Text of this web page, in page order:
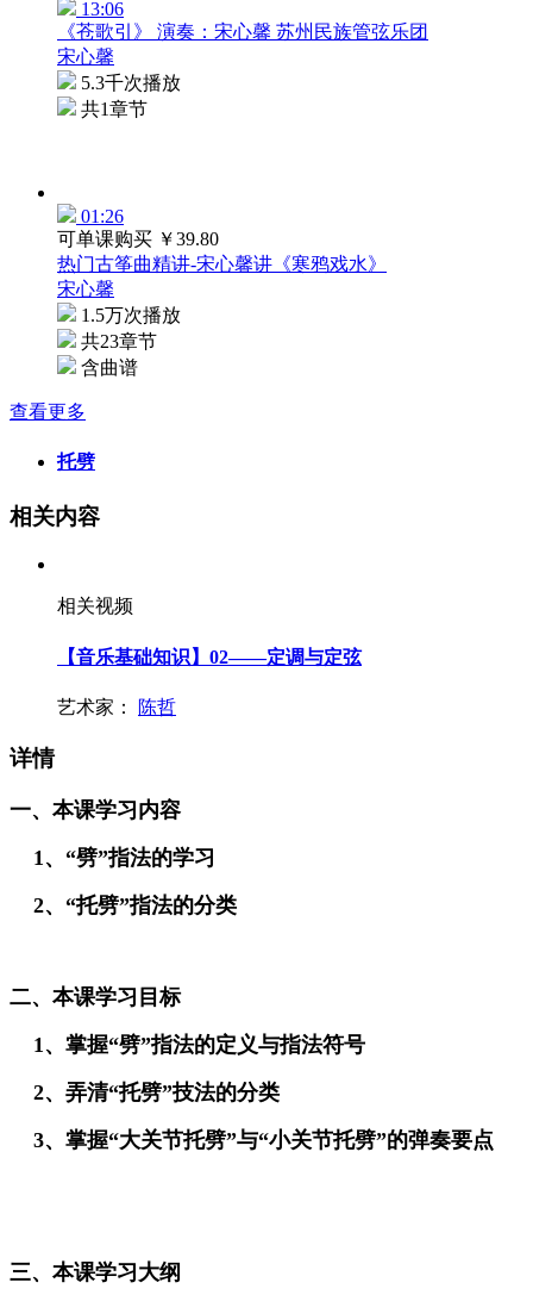
13:06
《苍歌引》 演奏：宋心馨 苏州民族管弦乐团
宋心馨
5.3千次播放
共1章节
01:26
可单课购买 ￥39.80
热门古筝曲精讲-宋心馨讲《寒鸦戏水》
宋心馨
1.5万次播放
共23章节
含曲谱
查看更多
托劈
相关内容
相关视频
【音乐基础知识】02——定调与定弦
艺术家： 陈哲
详情
一、本课学习内容
1、“劈”指法的学习
2、“托劈”指法的分类
二、本课学习目标
1、掌握“劈”指法的定义与指法符号
2、弄清“托劈”技法的分类
3、掌握“大关节托劈”与“小关节托劈”的弹奏要点
三、本课学习大纲